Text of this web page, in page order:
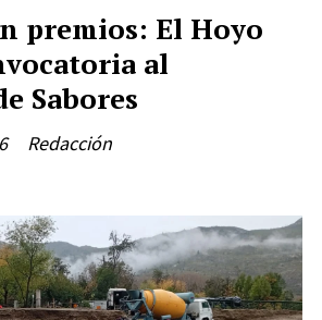
premios: El Hoyo
al
Sabores
Redacción